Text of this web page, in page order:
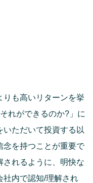
も高いリターンを挙
れができるのか?」に
ただいて投資する以
念を持つことが重要で
されるように、明快な
社内で認知/理解され